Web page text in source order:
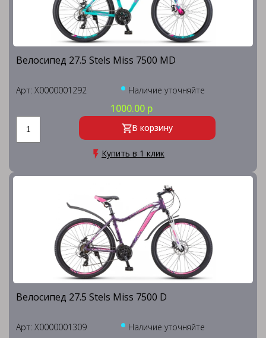
Велосипед 27.5 Stels Miss 7500 MD
Арт: X0000001292 Наличие уточняйте
1000.00 р
В корзину
Купить в 1 клик
Велосипед 27.5 Stels Miss 7500 D
Арт: X0000001309 Наличие уточняйте